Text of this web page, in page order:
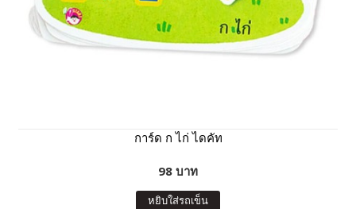
การ์ด ก ไก่ ไดคัท
98 บาท
หยิบใส่รถเข็น